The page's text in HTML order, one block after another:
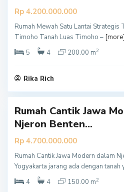
Rp 4.200.000.000
Rumah Mewah Satu Lantai Strategis
Timoho Tanah Luas Timoho – [more]
5
4 200.00 m2
Rika Rich
Y
o
y
a
r
t
a
Rumah Cantik Jawa
Njeron Benten...
Rp 4.700.000.000
Rumah Cantik Jawa Modern dalam
Yogyakarta jarang ada dengan tanah
4
4 150.00 m2
Y
o
y
a